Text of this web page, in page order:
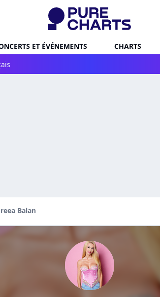
ET ÉVÉNEMENTS CHARTS
Balan